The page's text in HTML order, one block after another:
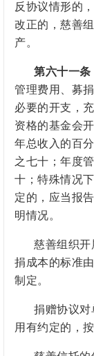
反协议情形的
改正的，慈善
产。
第六十一条
管理费用、募
必要的开支，
资格的基金会
年总收入的百
之七十；年度
十；特殊情况
定的，应当报
明情况。
慈善组织开
捐成本的标准
制定。
捐赠协议对
用有约定的，